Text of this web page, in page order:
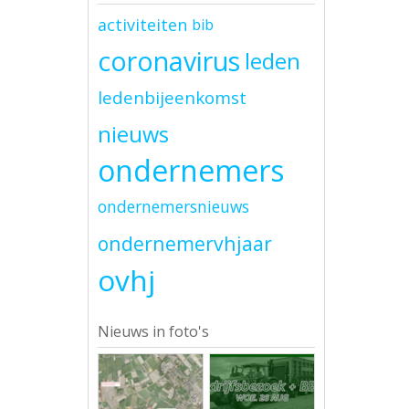
activiteiten bib
coronavirus leden
ledenbijeenkomst
nieuws
ondernemers
ondernemersnieuws
ondernemervhjaar
ovhj
Nieuws in foto's